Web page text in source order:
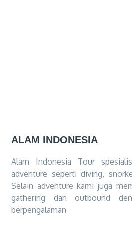
ALAM INDONESIA
Alam Indonesia Tour
adventure seperti diving,
Selain adventure kami juga
gathering dan outbound
berpengalaman